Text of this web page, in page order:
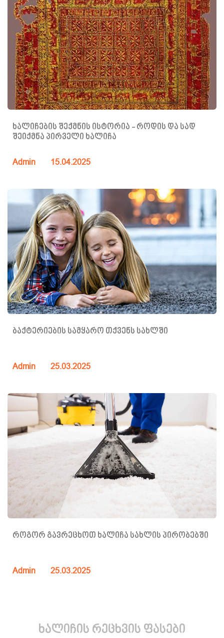
ხალიჩების შექმნის ისტორია - როდის და სად
შეიქმნა პირველი ხალიჩა
Admin 15.04.2025
ბაქტერიების სამყარო თქვენს სახლში
Admin 25.03.2025
როგორ გავრეცხოთ ხალიჩა სახლის პირობებში
Admin 25.03.2025
ხალიჩის რეცხვის ფასები